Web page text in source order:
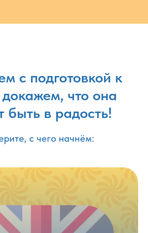
с подготовкой к
что она
быть в радость!
с чего начнём: